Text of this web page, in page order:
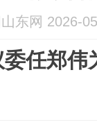
东网 2026-
委任郑